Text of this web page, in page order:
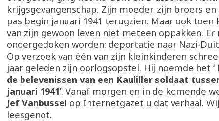
krijgsgevangenschap. Zijn moeder, zijn broers en
pas begin januari 1941 terugzien. Maar ook toen
van zijn gewoon leven niet meteen oppakken. Er
ondergedoken worden: deportatie naar Nazi-
Op verzoek van één van zijn kleinkinderen
jaar geleden zijn oorlogsopstel. Hij noemde het ‘
de belevenissen van een Kauliller soldaat
januari 1941’. Vanaf morgen en in de komende
Jef Vanbussel op Internetgazet u dat verhaal.
leesgenot.